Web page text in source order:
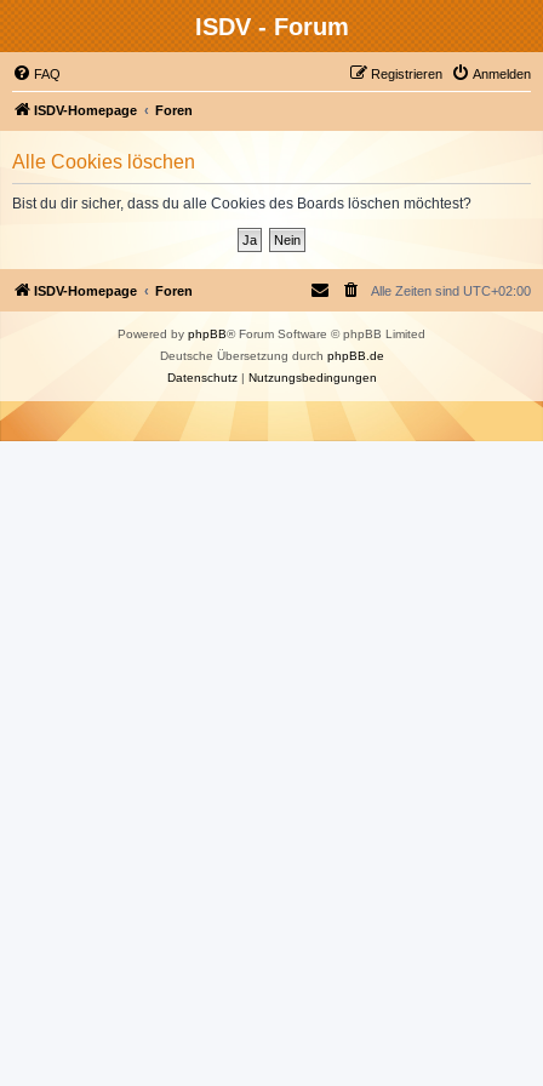
ISDV - Forum
FAQ Anmelden
Registrieren
ISDV-Homepage Foren
Alle Cookies löschen
Bist du dir sicher, dass du alle Cookies des Boards löschen möchtest?
ISDV-Homepage Foren Alle Zeiten sind UTC+02:00
Powered by phpBB® Forum Software © phpBB Limited
Deutsche Übersetzung durch phpBB.de
Datenschutz| Nutzungsbedingungen